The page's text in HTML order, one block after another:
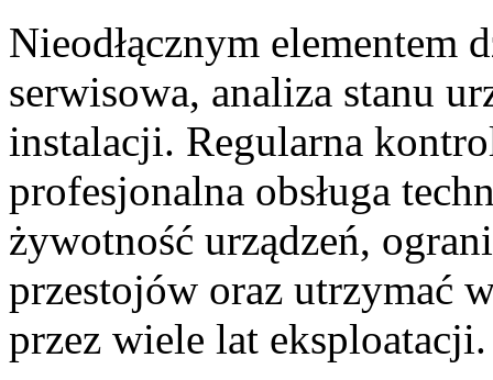
Nieodłącznym elementem
serwisowa, analiza stanu
instalacji. Regularna
profesjonalna obsługa
żywotność urządzeń,
przestojów oraz utrzymać
przez wiele lat